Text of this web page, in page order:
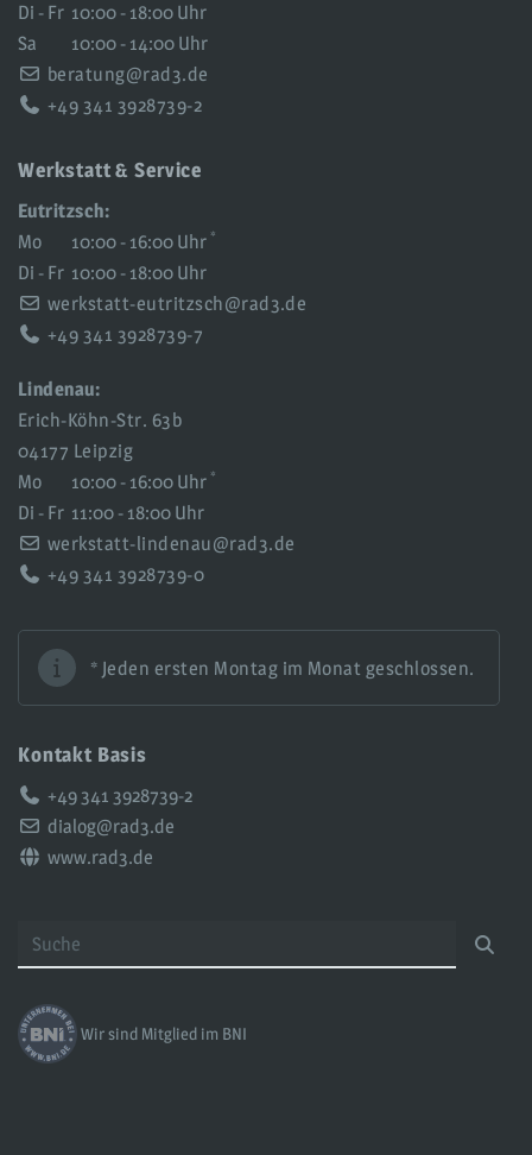
Di - Fr 10:00 - 18:00 Uhr
Sa
10:00 - 14:00 Uhr
beratung@rad3.de
+49 341 3928739-2
Werkstatt & Service
Eutritzsch:
Mo
10:00 - 16:00 Uhr *
Di - Fr 10:00 - 18:00 Uhr
werkstatt-eutritzsch@rad3.de
+49 341 3928739-7
Lindenau:
Erich-Köhn-Str. 63b
04177 Leipzig
Mo
10:00 - 16:00 Uhr *
Di - Fr 11:00 - 18:00 Uhr
werkstatt-lindenau@rad3.de
+49 341 3928739-0
* Jeden ersten Montag im Monat geschlossen.
Kontakt Basis
Telefon:+49 341 3928739-2
Email:dialog@rad3.de
Web:www.rad3.de
Wir sind Mitglied im BNI